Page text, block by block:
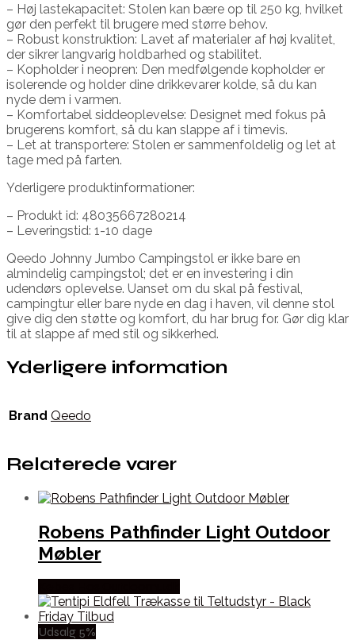
– Høj lastekapacitet: Stolen kan bære op til 250 kg, hvilket
gør den perfekt til brugere med større behov.
– Robust konstruktion: Lavet af materialer af høj kvalitet,
der sikrer langvarig holdbarhed og stabilitet.
– Kopholder i neopren: Den medfølgende kopholder er
isolerende og holder dine drikkevarer kolde, så du kan
nyde dem i varmen.
– Komfortabel siddeoplevelse: Designet med fokus på
brugerens komfort, så du kan slappe af i timevis.
– Let at transportere: Stolen er sammenfoldelig og let at
tage med på farten.
Yderligere produktinformationer:
– Produkt id: 48035667280214
– Leveringstid: 1-10 dage
Qeedo Johnny Jumbo Campingstol er ikke bare en
almindelig campingstol; det er en investering i din
udendørs oplevelse. Uanset om du skal på festival,
campingtur eller bare nyde en dag i haven, vil denne stol
give dig den støtte og komfort, du har brug for. Gør dig klar
til at slappe af med stil og sikkerhed.
Yderligere information
Brand Qeedo
Relaterede varer
Robens Pathfinder Light Outdoor
Møbler
Udsalg 5%